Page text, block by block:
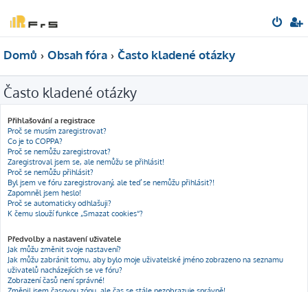
Domů Obsah fóra Často kladené otázky
Často kladené otázky
Přihlašování a registrace
Proč se musím zaregistrovat?
Co je to COPPA?
Proč se nemůžu zaregistrovat?
Zaregistroval jsem se, ale nemůžu se přihlásit!
Proč se nemůžu přihlásit?
Byl jsem ve fóru zaregistrovaný, ale teď se nemůžu přihlásit?!
Zapomněl jsem heslo!
Proč se automaticky odhlašuji?
K čemu slouží funkce „Smazat cookies“?
Předvolby a nastavení uživatele
Jak můžu změnit svoje nastavení?
Jak můžu zabránit tomu, aby bylo moje uživatelské jméno zobrazeno na seznamu
uživatelů nacházejících se ve fóru?
Zobrazení časů není správné!